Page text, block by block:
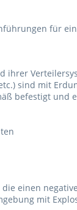
für
ihrer
sind mit
befestigt und
einen
mit